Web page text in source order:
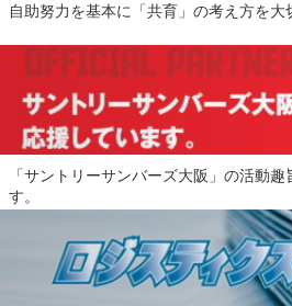
自助努力を基本に「共育」の考え方を大
「サントリーサンバーズ大阪」の活動
す。